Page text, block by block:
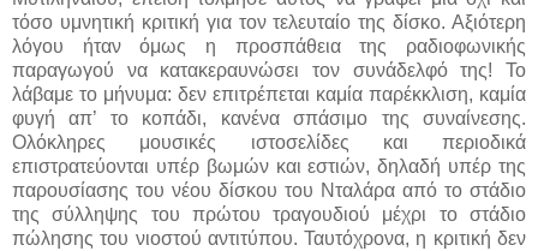
τόσο υμνητική κριτική για τον τελευταίο της δίσκο. Αξιότερη
λόγου ήταν όμως η προσπάθεια της ραδιοφωνικής
παραγωγού να κατακεραυνώσει τον συνάδελφό της! Το
λάβαμε το μήνυμα: δεν επιτρέπεται καμία παρέκκλιση, καμία
φυγή απ’ το κοπάδι, κανένα σπάσιμο της συναίνεσης.
Ολόκληρες μουσικές ιστοσελίδες και περιοδικά
επιστρατεύονται υπέρ βωμών και εστιών, δηλαδή υπέρ της
παρουσίασης του νέου δίσκου του Νταλάρα από το στάδιο
της σύλληψης του πρώτου τραγουδιού μέχρι το στάδιο
πώλησης του νιοστού αντιτύπου. Ταυτόχρονα, η κριτική δεν